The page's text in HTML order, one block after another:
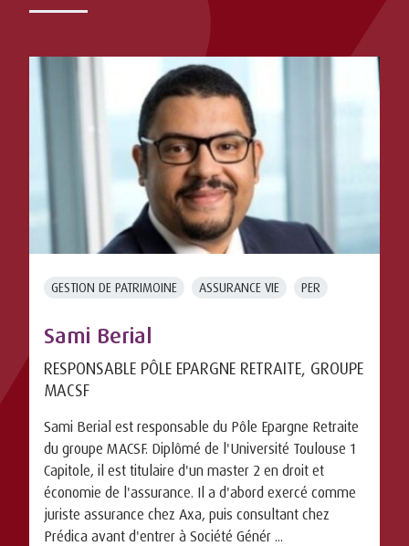
GESTION DE PATRIMOINE ASSURANCE VIE PER
Sami Berial
RESPONSABLE PÔLE EPARGNE RETRAITE, GROUPE
MACSF
Sami Berial est responsable du Pôle Epargne Retraite
du groupe MACSF. Diplômé de l'Université Toulouse 1
Capitole, il est titulaire d'un master 2 en droit et
économie de l'assurance. Il a d'abord exercé comme
juriste assurance chez Axa, puis consultant chez
Prédica avant d'entrer à Société Génér ...